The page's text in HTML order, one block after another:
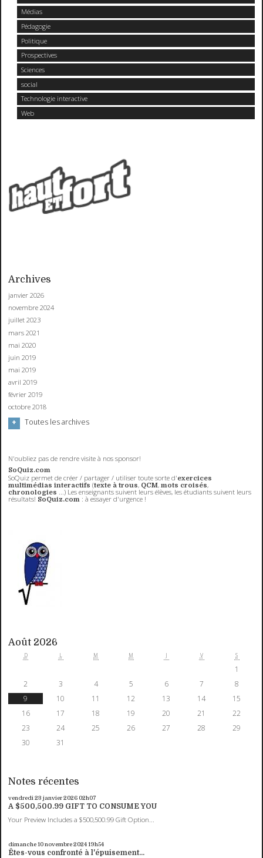
Médias
Pédagogie
Politique
Prospectives
Sciences
social
Technologie interactive
Web
Archives
janvier 2026
novembre 2024
juillet 2023
mars 2021
mai 2020
juin 2019
mai 2019
avril 2019
février 2019
octobre 2018
Toutes les archives
N'oubliez pas de rendre visite à nos sponsor!
SoQuiz.com
SoQuiz permet de créer / partager / utiliser toute sorte d'exercices
multimédias interactifs (texte à trous, QCM,mots croisés,
chronologies ...) Les enseignants suivent leurs élèves, les étudiants suivent leurs
résultats! SoQuiz.com : à essayer d'urgence !
Août 2026
D L M M J V S
1
2
3 4 5 6 7
8
9
10 11 12 13 14
15
16
17 18 19 20 21
22
23
24 25 26 27 28
29
30
31
Notes récentes
vendredi 23 janvier 2026 02h07
A $500,500.99 GIFT TO CONSUME YOU
Your Preview Includes a $500,500.99 Gift Option...
dimanche 10novembre 202419h54
Êtes-vous confronté à l'épuisement...